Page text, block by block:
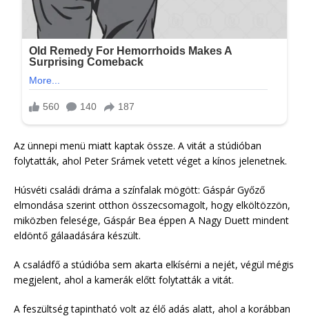
Az ünnepi menü miatt kaptak össze. A vitát a stúdióban
folytatták, ahol Peter Srámek vetett véget a kínos jelenetnek.
Húsvéti családi dráma a színfalak mögött: Gáspár Győző
elmondása szerint otthon összecsomagolt, hogy elköltözzön,
miközben felesége, Gáspár Bea éppen A Nagy Duett mindent
eldöntő gálaadására készült.
A családfő a stúdióba sem akarta elkísérni a nejét, végül mégis
megjelent, ahol a kamerák előtt folytatták a vitát.
A feszültség tapintható volt az élő adás alatt, ahol a korábban